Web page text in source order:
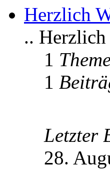
Herzlich
..
1
1
Letzter
28.